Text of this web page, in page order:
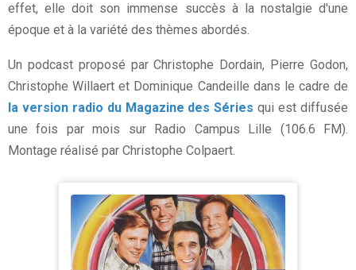
effet, elle doit son immense succès à la nostalgie d'une
époque et à la variété des thèmes abordés.
Un podcast proposé par Christophe Dordain, Pierre Godon,
Christophe Willaert et Dominique Candeille dans le cadre de
la version radio du Magazine des Séries qui est diffusée
une fois par mois sur Radio Campus Lille (106.6 FM).
Montage réalisé par Christophe Colpaert.